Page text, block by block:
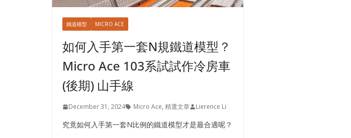
鐵道模型 MICRO ACE
如何入手第一套N規鐵道模型？
Micro Ace 103系試試作冷房車
(後期) 山手線
December 31, 2024 Micro Ace, 精選文章 Lierence Li
究竟如何入手第一套N比例的鐵道模型才是最合適呢？